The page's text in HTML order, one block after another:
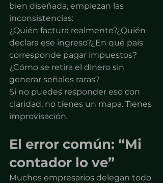
bien diseñada, empiezan las
inconsistencias:
¿Quién factura realmente?¿Quién
declara ese ingreso?¿En qué país
corresponde pagar impuestos?
¿Cómo se retira el dinero sin
generar señales raras?
Si no puedes responder eso con
claridad, no tienes un mapa. Tienes
improvisación.
El error común: “Mi
contador lo ve”
Muchos empresarios delegan todo